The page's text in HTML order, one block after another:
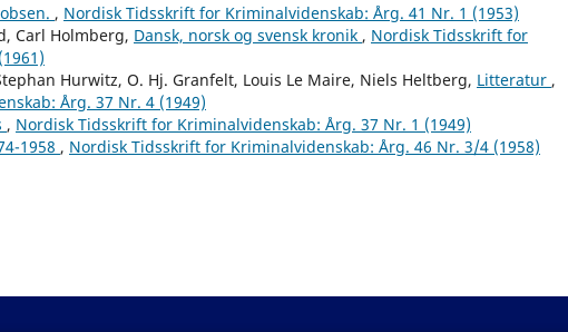
, Nordisk Tidsskrift for Kriminalvidenskab: Årg. 41 Nr. 1 (1953)
Carl Holmberg, Dansk, norsk og svensk kronik , Nordisk Tidsskrift for
Hurwitz, O. Hj. Granfelt, Louis Le Maire, Niels Heltberg, Litteratur ,
Årg. 37 Nr. 4 (1949)
, Nordisk Tidsskrift for Kriminalvidenskab: Årg. 37 Nr. 1 (1949)
1958 , Nordisk Tidsskrift for Kriminalvidenskab: Årg. 46 Nr. 3/4 (1958)